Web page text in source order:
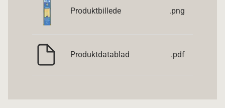
Produktbillede .png
Produktdatablad .pdf